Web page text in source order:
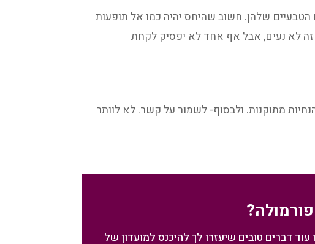
הטבעיים שלהן. חשוב שהיחס יהיה כמו אל תופעות
זה לא נעים, אבל אף אחד לא יפסיק לקחת
מתוקנות. ולבסוף- לשמור על קשר. לא לוותר
דברים טובים שיעזרו לך להיכנס למועדון של